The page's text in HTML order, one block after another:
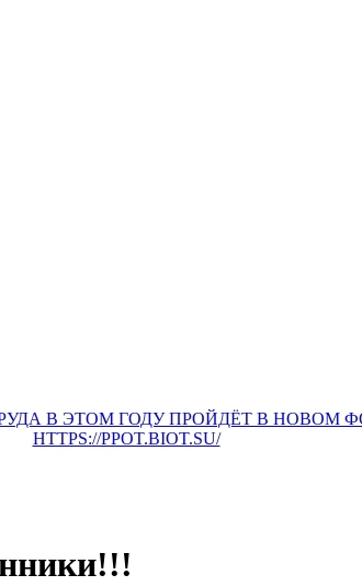
В ЭТОМ ГОДУ ПРОЙДЁТ В НОВОМ
HTTPS://PPOT.BIOT.SU/